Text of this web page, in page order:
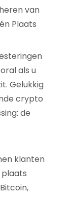
van
Plaats
als u
Gelukkig
crypto
de
klanten